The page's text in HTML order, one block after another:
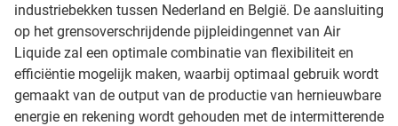
industriebekken tussen Nederland en België. De aansluiting
op het grensoverschrijdende pijpleidingennet van Air
Liquide zal een optimale combinatie van flexibiliteit en
efficiëntie mogelijk maken, waarbij optimaal gebruik wordt
gemaakt van de output van de productie van hernieuwbare
energie en rekening wordt gehouden met de intermitterende